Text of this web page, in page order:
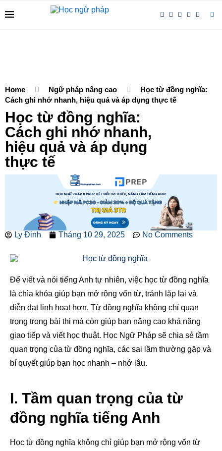
Home Ngữ pháp nâng cao
Học từ đồng nghĩa:
Cách ghi nhớ nhanh, hiệu quả và áp dụng thực tế
Học từ đồng nghĩa:
Cách ghi nhớ nhanh,
hiệu quả và áp dụng
thực tế
Ly Đinh Tháng 10 29, 2025 No Comments
Để viết và nói tiếng Anh tự nhiên, việc học từ đồng nghĩa
là chìa khóa giúp bạn mở rộng vốn từ, tránh lặp lại và
diễn đạt linh hoạt hơn. Từ đồng nghĩa không chỉ quan
trọng trong bài thi mà còn giúp bạn nâng cao khả năng
giao tiếp và viết học thuật. Học Ngữ Pháp sẽ chia sẻ tầm
quan trọng của từ đồng nghĩa, các sai lầm thường gặp và
bí quyết giúp bạn học nhanh – nhớ lâu.
I. Tầm quan trọng của từ
đồng nghĩa tiếng Anh
Học từ đồng nghĩa không chỉ giúp bạn mở rộng vốn từ